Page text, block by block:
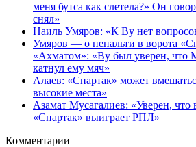
меня бутса как слетела?» Он
снял»
Наиль Умяров: «К Ву нет
Умяров — о пенальти в ворота
«Ахматом»: «Ву был уверен, что
катнул ему мяч»
Алаев: «Спартак» может
высокие места»
Азамат Мусагалиев: «Уверен, что
«Спартак» выиграет РПЛ»
Комментарии